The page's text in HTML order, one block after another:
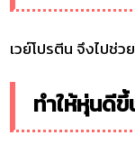
เวย์โปรตีน จึงไปช่
ทำให้หุ่นดี